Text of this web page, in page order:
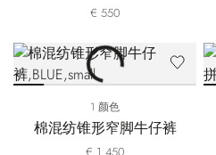
€ 550
1 颜色
棉混纺锥形窄脚牛仔裤